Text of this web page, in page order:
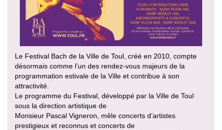
Le Festival Bach de la Ville de Toul, créé en 2010, compte
désormais comme l’un des rendez-vous majeurs de la
programmation estivale de la Ville et contribue à son
attractivité.
Le programme du Festival, développé par la Ville de Toul
sous la direction artistique de
Monsieur Pascal Vigneron, mêle concerts d’artistes
prestigieux et reconnus et concerts de